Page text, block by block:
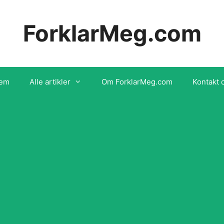
ForklarMeg.com
Alle artikler Om ForklarMeg.com Kontakt